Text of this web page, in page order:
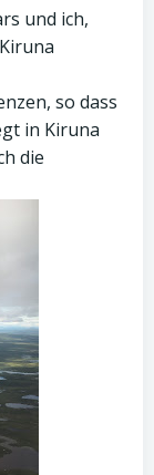
und ich,
so dass
in Kiruna
die